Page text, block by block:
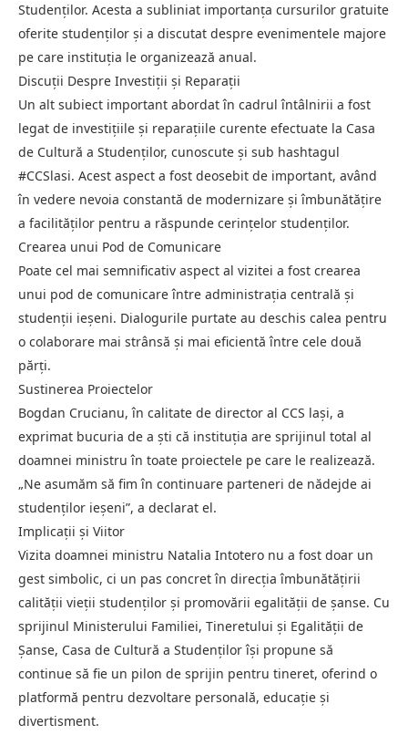
Studenților. Acesta a subliniat importanța cursurilor gratuite
oferite studenților și a discutat despre evenimentele majore
pe care instituția le organizează anual.
Discuții Despre Investiții și Reparații
Un alt subiect important abordat în cadrul întâlnirii a fost
legat de investițiile și reparațiile curente efectuate la Casa
de Cultură a Studenților, cunoscute și sub hashtagul
#CCSlasi. Acest aspect a fost deosebit de important, având
în vedere nevoia constantă de modernizare și îmbunătățire
a facilităților pentru a răspunde cerințelor studenților.
Crearea unui Pod de Comunicare
Poate cel mai semnificativ aspect al vizitei a fost crearea
unui pod de comunicare între administrația centrală și
studenții ieșeni. Dialogurile purtate au deschis calea pentru
o colaborare mai strânsă și mai eficientă între cele două
părți.
Sustinerea Proiectelor
Bogdan Crucianu, în calitate de director al CCS lași, a
exprimat bucuria de a ști că instituția are sprijinul total al
doamnei ministru în toate proiectele pe care le realizează.
„Ne asumăm să fim în continuare parteneri de nădejde ai
studenților ieșeni”, a declarat el.
Implicații și Viitor
Vizita doamnei ministru Natalia Intotero nu a fost doar un
gest simbolic, ci un pas concret în direcția îmbunătățirii
calității vieții studenților și promovării egalității de șanse. Cu
sprijinul Ministerului Familiei, Tineretului și Egalității de
Șanse, Casa de Cultură a Studenților își propune să
continue să fie un pilon de sprijin pentru tineret, oferind o
platformă pentru dezvoltare personală, educație și
divertisment.